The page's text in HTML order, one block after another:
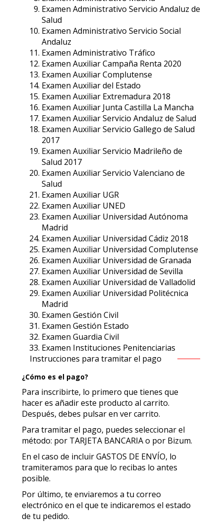
Examen Administrativo Servicio Andaluz de
Salud
Examen Administrativo Servicio Social
Andaluz
Examen Administrativo Tráfico
Examen Auxiliar Campaña Renta 2020
Examen Auxiliar Complutense
Examen Auxiliar del Estado
Examen Auxiliar Extremadura 2018
Examen Auxiliar Junta Castilla La Mancha
Examen Auxiliar Servicio Andaluz de Salud
Examen Auxiliar Servicio Gallego de Salud
2017
Examen Auxiliar Servicio Madrileño de
Salud 2017
Examen Auxiliar Servicio Valenciano de
Salud
Examen Auxiliar UGR
Examen Auxiliar UNED
Examen Auxiliar Universidad Autónoma
Madrid
Examen Auxiliar Universidad Cádiz 2018
Examen Auxiliar Universidad Complutense
Examen Auxiliar Universidad de Granada
Examen Auxiliar Universidad de Sevilla
Examen Auxiliar Universidad de Valladolid
Examen Auxiliar Universidad Politécnica
Madrid
Examen Gestión Civil
Examen Gestión Estado
Examen Guardia Civil
Examen Instituciones Penitenciarias
Instrucciones para tramitar el pago
¿Cómo es el pago?
Para inscribirte, lo primero que tienes que
hacer es añadir este producto al carrito.
Después, debes pulsar en ver carrito.
Para tramitar el pago, puedes seleccionar el
método: por TARJETA BANCARIA o por Bizum.
En el caso de incluir GASTOS DE ENVÍO, lo
tramiteramos para que lo recibas lo antes
posible.
Por último, te enviaremos a tu correo
electrónico en el que te indicaremos el estado
de tu pedido.